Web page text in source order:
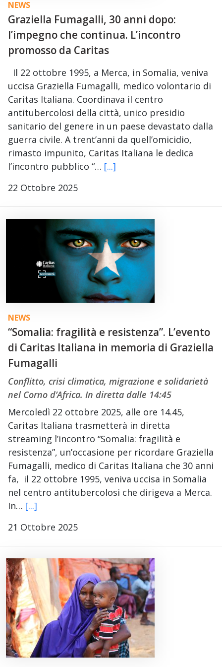
NEWS
Graziella Fumagalli, 30 anni dopo:
l’impegno che continua. L’incontro
promosso da Caritas
Il 22 ottobre 1995, a Merca, in Somalia, veniva
uccisa Graziella Fumagalli, medico volontario di
Caritas Italiana. Coordinava il centro
antitubercolosi della città, unico presidio
sanitario del genere in un paese devastato dalla
guerra civile. A trent’anni da quell’omicidio,
rimasto impunito, Caritas Italiana le dedica
l’incontro pubblico “… [...]
22 Ottobre 2025
NEWS
“Somalia: fragilità e resistenza”. L’evento
di Caritas Italiana in memoria di Graziella
Fumagalli
Conflitto, crisi climatica, migrazione e solidarietà
nel Corno d’Africa. In diretta dalle 14:45
Mercoledì 22 ottobre 2025, alle ore 14.45,
Caritas Italiana trasmetterà in diretta
streaming l’incontro “Somalia: fragilità e
resistenza”, un’occasione per ricordare Graziella
Fumagalli, medico di Caritas Italiana che 30 anni
fa, il 22 ottobre 1995, veniva uccisa in Somalia
nel centro antitubercolosi che dirigeva a Merca.
In… [...]
21 Ottobre 2025